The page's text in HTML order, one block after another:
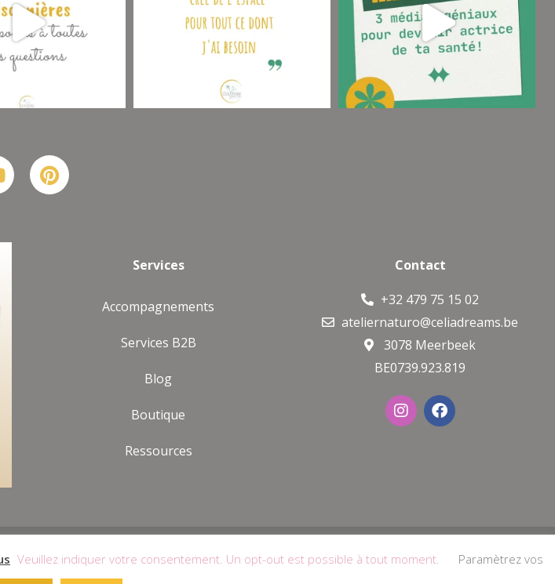
Pinterest
Services
Accompagnements
Services B2B
Blog
Boutique
Ressources
Contact
+32 479 75 15 02
ateliernaturo@celiadreams.be
3078 Meerbeek
BE0739.923.819
I
n
s
F
a
c
de Confidentialité| Politique de gestion des cookies
Veuillez indiquer votre consentement. Un opt-out est possible à tout moment.
Paramètrez vos